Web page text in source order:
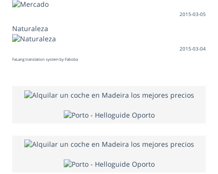
2015-03-05
Naturaleza
2015-03-04
FaLang translation system by Faboba